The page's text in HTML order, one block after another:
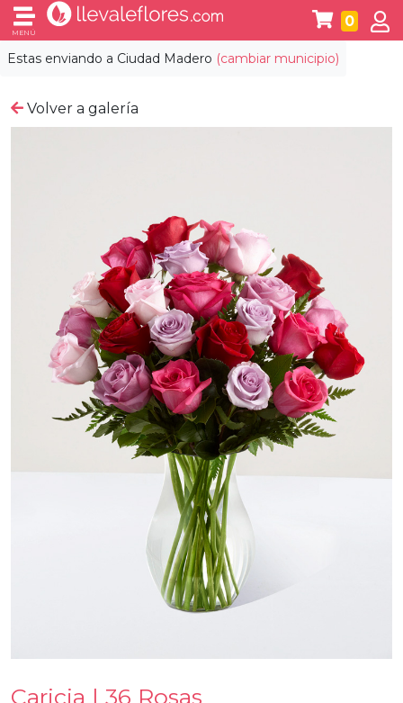
Estas enviando a Ciudad Madero (cambiar municipio)
MENÚ
0
Volver a galería
Caricia | 36 Rosas